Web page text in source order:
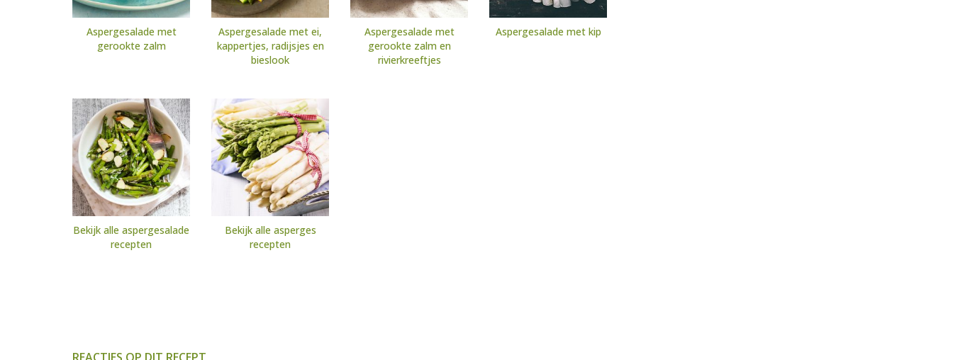
Aspergesalade met
gerookte zalm
Aspergesalade met ei,
kappertjes, radijsjes en
bieslook
Aspergesalade met
gerookte zalm en
rivierkreeftjes
Aspergesalade met kip
Bekijk alle aspergesalade
recepten
Bekijk alle asperges
recepten